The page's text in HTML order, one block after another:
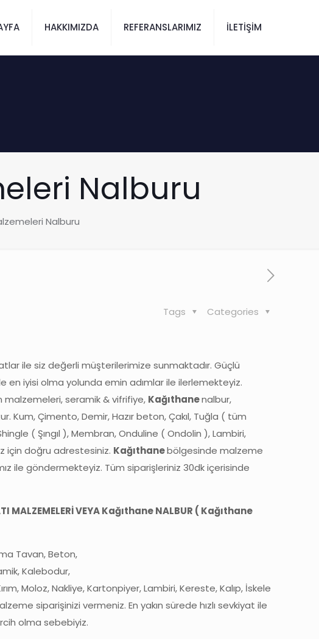
HAKKIMIZDA REFERANSLARIMIZ İLETİŞİM
Nalburu
Nalburu
Categories
Tags
ile siz değerli müşterilerimize sunmaktadır. Güçlü
en iyisi olma yolunda emin adımlar ile ilerlemekteyiz.
malzemeleri, seramik & vifrifiye, Kağıthanenalbur,
Kum, Çimento, Demir, Hazır beton, Çakıl, Tuğla ( tüm
( Şıngıl ), Membran, Onduline ( Ondolin ), Lambiri,
için doğru adrestesiniz. Kağıthanebölgesinde malzeme
ile göndermekteyiz. Tüm siparişleriniz 30dk içerisinde
MALZEMELERİ VEYA Kağıthane NALBUR ( Kağıthane
Tavan, Beton,
Kalebodur,
Moloz, Nakliye, Kartonpiyer, Lambiri, Kereste, Kalıp, İskele
siparişinizi vermeniz. En yakın sürede hızlı sevkiyat ile
olma sebebiyiz.